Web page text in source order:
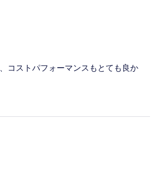
コストパフォーマンスもとても良か